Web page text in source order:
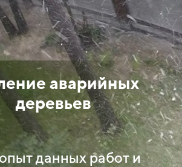
аварийных
деревьев
данных работ и